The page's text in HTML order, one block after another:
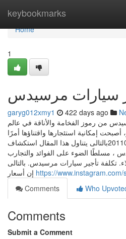
keybookmarks
Home
Home
1
سيارات مرسيدس
garyg012xmy1 422 days ago
من رموز الفخامة والأناقة في عالم
إمكانية استئجارها واقتناؤها أمرًا
ممكنًا للجميع. +201101555356بالتالى يتناول هذا المقال استكشاف
، مسلطًا الضوء على الفوائد والتجارب
تكلفة تأجير سيارات مرسيدس. بالتالى
https://
Comments
Who
Comments
Submit a Comment